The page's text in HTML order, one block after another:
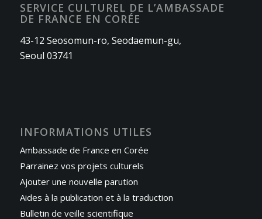
SERVICE CULTUREL DE L’AMBASSADE
DE FRANCE EN CORÉE
43-12 Seosomun-ro, Seodaemun-gu,
Seoul 03741
INFORMATIONS UTILES
Ambassade de France en Corée
Parrainez vos projets culturels
Ajouter une nouvelle parution
Aides à la publication et à la traduction
Bulletin de veille scientifique